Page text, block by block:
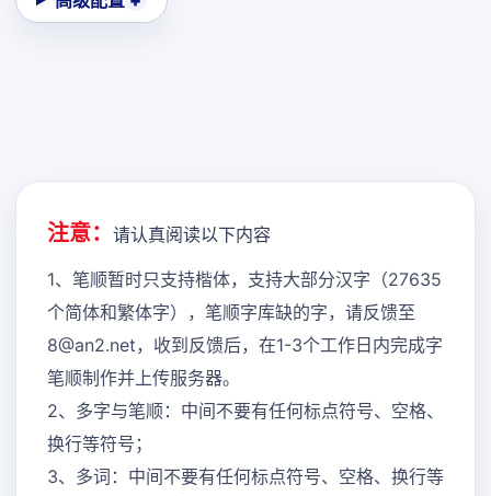
注意： 请认真阅读以下内容
1、笔顺暂时只支持楷体，支持大部分汉字（27635
个简体和繁体字），笔顺字库缺的字，请反馈至
8@an2.net，收到反馈后，在1-3个工作日内完成字
笔顺制作并上传服务器。
2、多字与笔顺：中间不要有任何标点符号、空格、
换行等符号；
3、多词：中间不要有任何标点符号、空格、换行等